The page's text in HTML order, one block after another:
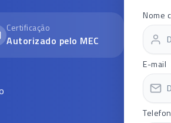
Certificação
Autorizado pelo MEC
Nome
E-mail